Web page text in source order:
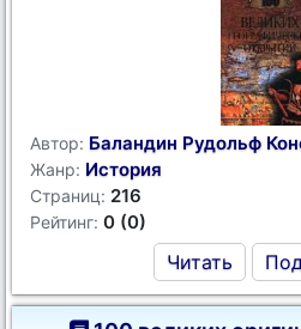
Автор: Баландин Рудольф
Жанр: История
Страниц: 216
Рейтинг: 0 (0)
Читать